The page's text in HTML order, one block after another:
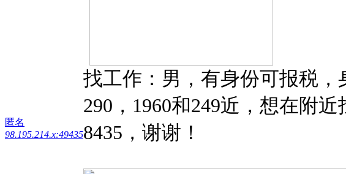
匿名
98.195.214.x:49435
找工作：男，有身份可报税，
290，1960和249近，想在附
8435，谢谢！